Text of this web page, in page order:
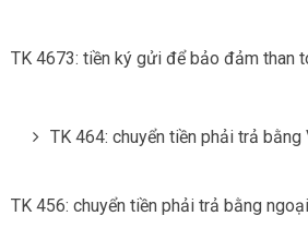
TK 4673: tiền ký gửi để bảo đảm than
TK 464: chuyển tiền phải trả bằng
TK 456: chuyển tiền phải trả bằng